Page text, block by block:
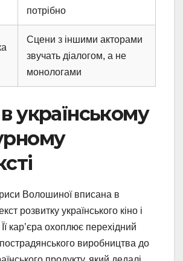
потрібно
Сцени з іншими акторами
звучать діалогом, а не
монологами
українському
Волошиної вписана в
розвитку українського кіно і
кар’єра охоплює перехідний
виробництва до